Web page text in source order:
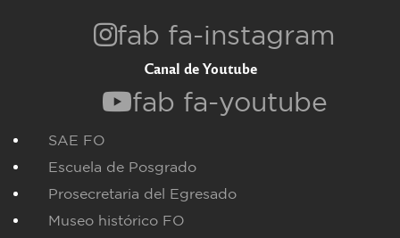
fab fa-instagram
Canal de Youtube
fab fa-youtube
SAE FO
Escuela de Posgrado
Prosecretaria del Egresado
Museo histórico FO